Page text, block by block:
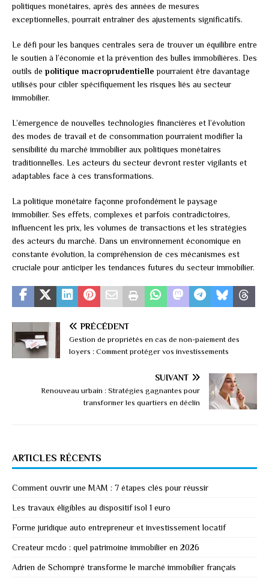
politiques monétaires, après des années de mesures
exceptionnelles, pourrait entraîner des ajustements significatifs.
Le défi pour les banques centrales sera de trouver un équilibre entre
le soutien à l’économie et la prévention des bulles immobilières. Des
outils de politique macroprudentielle pourraient être davantage
utilisés pour cibler spécifiquement les risques liés au secteur
immobilier.
L’émergence de nouvelles technologies financières et l’évolution
des modes de travail et de consommation pourraient modifier la
sensibilité du marché immobilier aux politiques monétaires
traditionnelles. Les acteurs du secteur devront rester vigilants et
adaptables face à ces transformations.
La politique monétaire façonne profondément le paysage
immobilier. Ses effets, complexes et parfois contradictoires,
influencent les prix, les volumes de transactions et les stratégies
des acteurs du marché. Dans un environnement économique en
constante évolution, la compréhension de ces mécanismes est
cruciale pour anticiper les tendances futures du secteur immobilier.
PRÉCÉDENT
Gestion de propriétés en cas de non-paiement des
loyers : Comment protéger vos investissements
SUIVANT
Renouveau urbain : Stratégies gagnantes pour
transformer les quartiers en déclin
ARTICLES RÉCENTS
Comment ouvrir une MAM : 7 étapes clés pour réussir
Les travaux éligibles au dispositif isol 1 euro
Forme juridique auto entrepreneur et investissement locatif
Createur mcdo : quel patrimoine immobilier en 2026
Adrien de Schompré transforme le marché immobilier français